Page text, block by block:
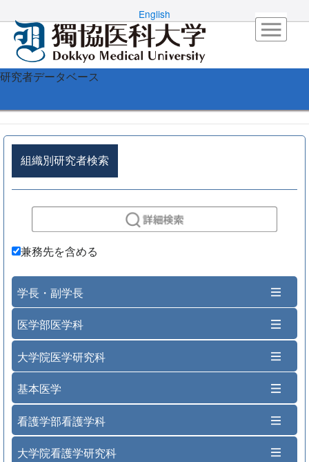
English
研究者データベース
組織別研究者検索
兼務先を含める
学長・副学長
医学部医学科
大学院医学研究科
基本医学
看護学部看護学科
大学院看護学研究科